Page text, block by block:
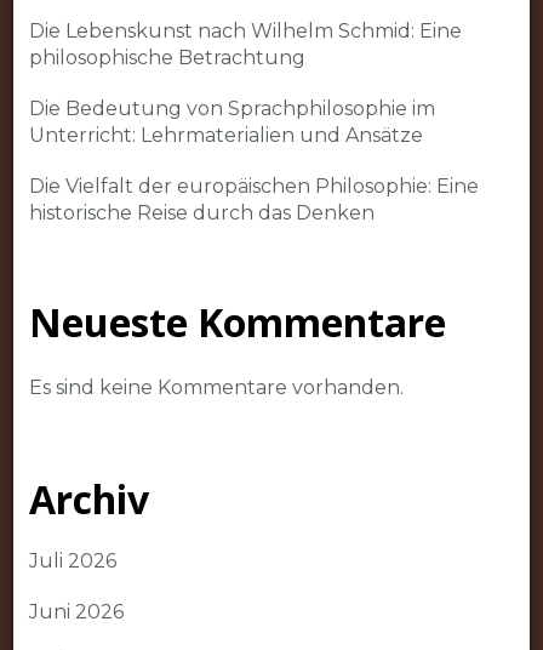
Die Lebenskunst nach Wilhelm Schmid: Eine
philosophische Betrachtung
Die Bedeutung von Sprachphilosophie im
Unterricht: Lehrmaterialien und Ansätze
Die Vielfalt der europäischen Philosophie: Eine
historische Reise durch das Denken
Neueste Kommentare
Es sind keine Kommentare vorhanden.
Archiv
Juli 2026
Juni 2026